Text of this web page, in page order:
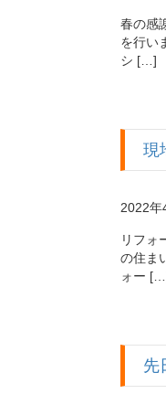
春の感
を行い
シ […]
現
2022年
リフォ
の住ま
ォー
先